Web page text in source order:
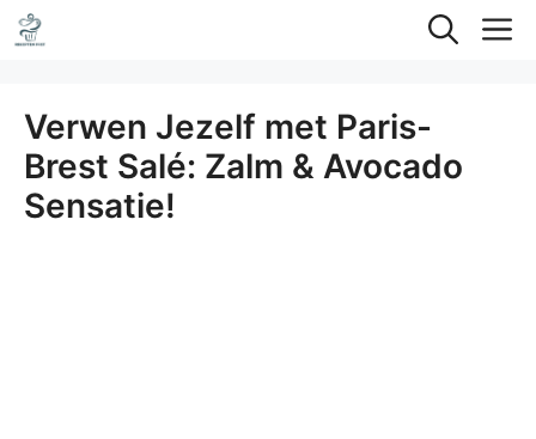
Ga
naar
inhoud
Verwen Jezelf met Paris-
Brest Salé: Zalm & Avocado
Sensatie!